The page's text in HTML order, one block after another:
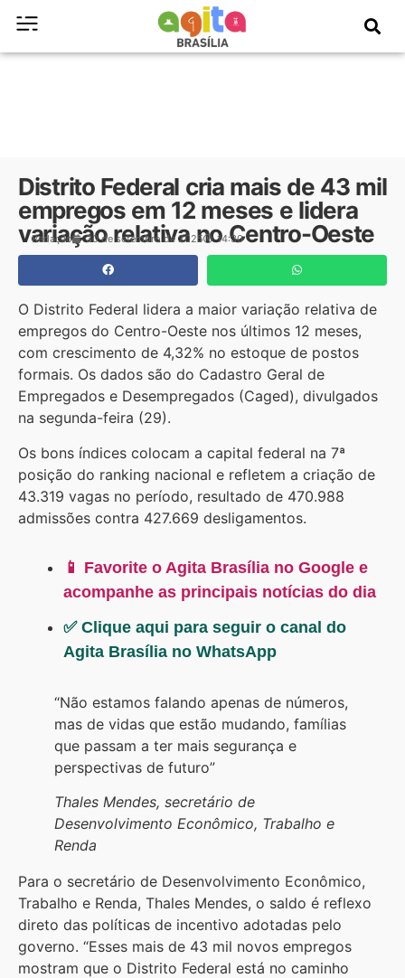
Distrito Federal cria mais de 43 mil
empregos em 12 meses e lidera
variação relativa no Centro-Oeste
Redação 30 de setembro de 2025 14:30
O Distrito Federal lidera a maior variação relativa de
empregos do Centro-Oeste nos últimos 12 meses,
com crescimento de 4,32% no estoque de postos
formais. Os dados são do Cadastro Geral de
Empregados e Desempregados (Caged), divulgados
na segunda-feira (29).
Os bons índices colocam a capital federal na 7ª
posição do ranking nacional e refletem a criação de
43.319 vagas no período, resultado de 470.988
admissões contra 427.669 desligamentos.
📱 Favorite o Agita Brasília no Google e
acompanhe as principais notícias do dia
✅ Clique aqui para seguir o canal do
Agita Brasília no WhatsApp
“Não estamos falando apenas de números,
mas de vidas que estão mudando, famílias
que passam a ter mais segurança e
perspectivas de futuro”
Thales Mendes, secretário de
Desenvolvimento Econômico, Trabalho e
Renda
Para o secretário de Desenvolvimento Econômico,
Trabalho e Renda, Thales Mendes, o saldo é reflexo
direto das políticas de incentivo adotadas pelo
governo. “Esses mais de 43 mil novos empregos
mostram que o Distrito Federal está no caminho